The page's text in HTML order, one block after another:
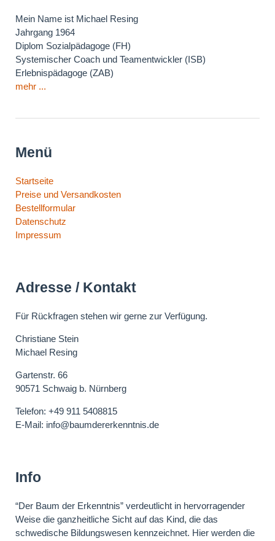
Mein Name ist Michael Resing
Jahrgang 1964
Diplom Sozialpädagoge (FH)
Systemischer Coach und Teamentwickler (ISB)
Erlebnispädagoge (ZAB)
mehr ...
Menü
Navigation
überspringen
Startseite
Preise und Versandkosten
Bestellformular
Datenschutz
Impressum
Adresse / Kontakt
Für Rückfragen stehen wir gerne zur Verfügung.
Christiane Stein
Michael Resing
Gartenstr. 66
90571 Schwaig b. Nürnberg
Telefon: +49 911 5408815
E-Mail: info@baumdererkenntnis.de
Info
“Der Baum der Erkenntnis” verdeutlicht in hervorragender
Weise die ganzheitliche Sicht auf das Kind, die das
schwedische Bildungswesen kennzeichnet. Hier werden die